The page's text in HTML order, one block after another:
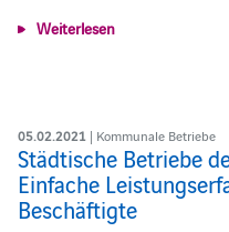
Weiterlesen
05.02.2021 | Kommunale Betriebe
Städtische Betriebe
Einfache
Beschäftigte